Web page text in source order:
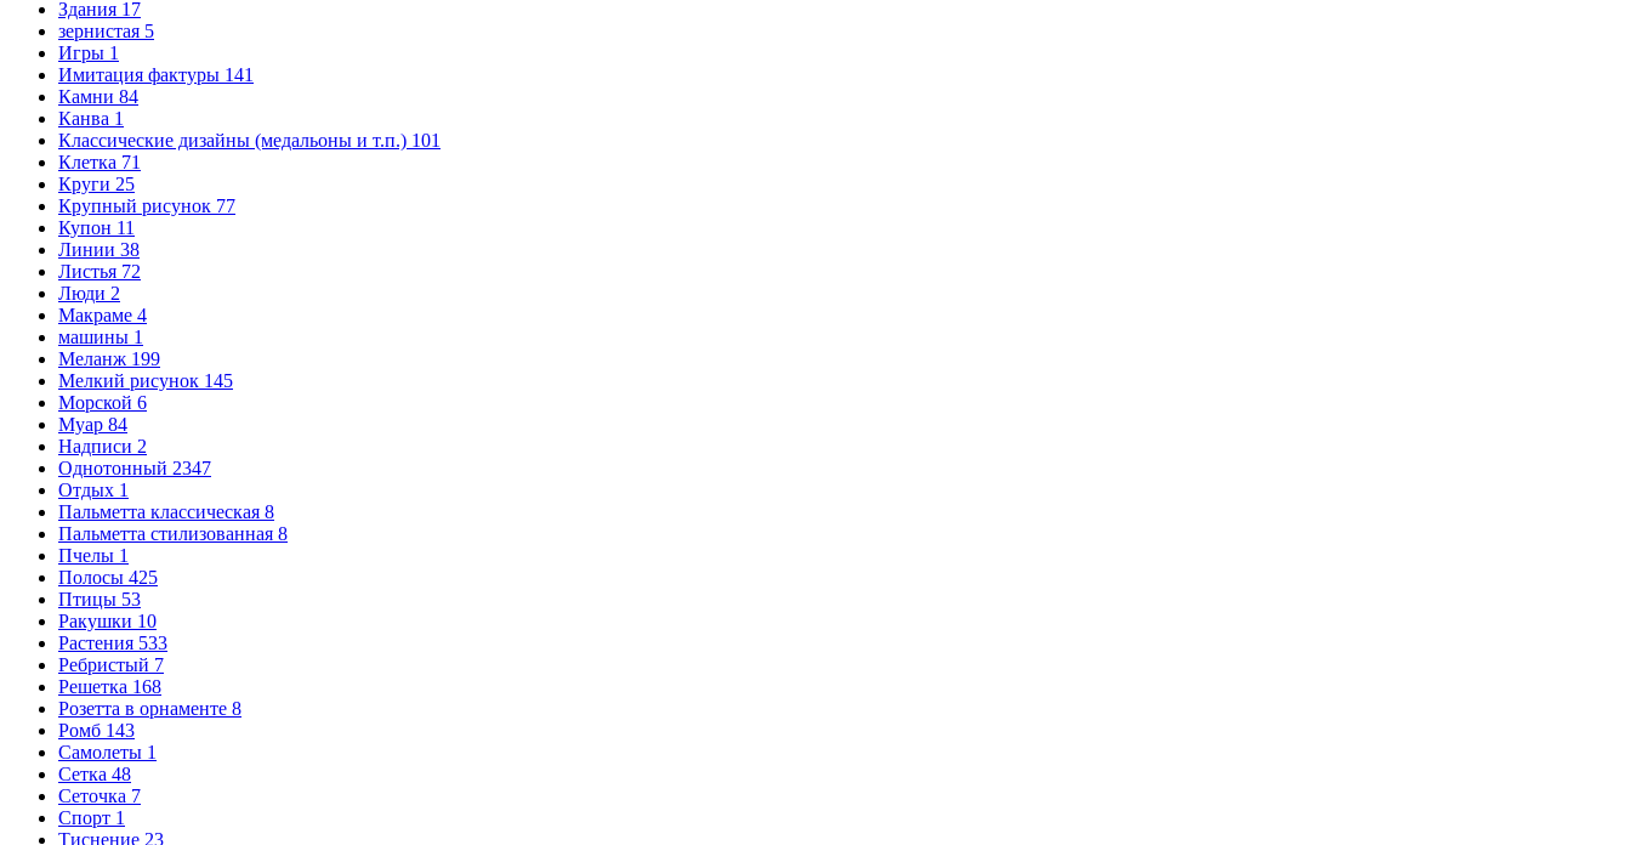
Здания 17
зернистая 5
Игры 1
Имитация фактуры 141
Камни 84
Канва 1
Классические дизайны (медальоны и т.п.) 101
Клетка 71
Круги 25
Крупный рисунок 77
Купон 11
Линии 38
Листья 72
Люди 2
Макраме 4
машины 1
Меланж 199
Мелкий рисунок 145
Морской 6
Муар 84
Надписи 2
Однотонный 2347
Отдых 1
Пальметта классическая 8
Пальметта стилизованная 8
Пчелы 1
Полосы 425
Птицы 53
Ракушки 10
Растения 533
Ребристый 7
Решетка 168
Розетта в орнаменте 8
Ромб 143
Самолеты 1
Сетка 48
Сеточка 7
Спорт 1
Тиснение 23